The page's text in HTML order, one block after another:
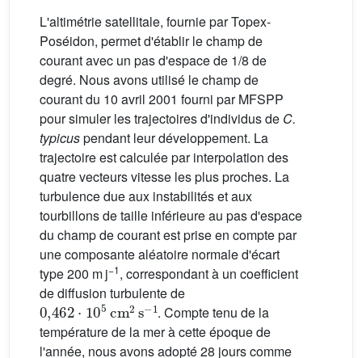
L'altimétrie satellitale, fournie par Topex-
Poséidon, permet d'établir le champ de
courant avec un pas d'espace de 1/8 de
degré. Nous avons utilisé le champ de
courant du 10 avril 2001 fourni par MFSPP
pour simuler les trajectoires d'individus de C.
typicuspendant leur développement. La
trajectoire est calculée par interpolation des
quatre vecteurs vitesse les plus proches. La
turbulence due aux instabilités et aux
tourbillons de taille inférieure au pas d'espace
du champ de courant est prise en compte par
une composante aléatoire normale d'écart
type 200 m j−1, correspondant à un coefficient
de diffusion turbulente de
0,462⋅105 cm2s−1
. Compte tenu de la
température de la mer à cette époque de
l'année, nous avons adopté 28 jours comme